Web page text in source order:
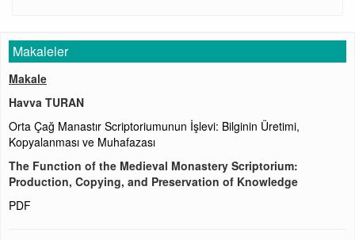
Makaleler
Makale
Havva TURAN
Orta Çağ Manastır Scriptoriumunun İşlevi: Bilginin Üretimi,
Kopyalanması ve Muhafazası
The Function of the Medieval Monastery Scriptorium:
Production, Copying, and Preservation of Knowledge
PDF